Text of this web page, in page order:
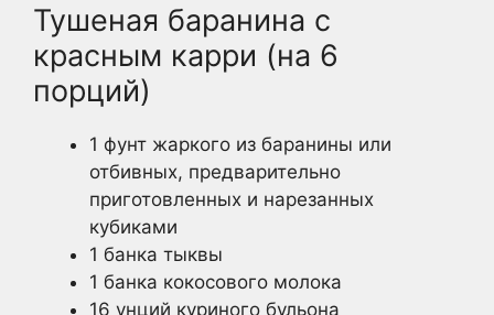
Тушеная баранина с
красным карри (на 6
порций)
1 фунт жаркого из баранины или
отбивных, предварительно
приготовленных и нарезанных
кубиками
1 банка тыквы
1 банка кокосового молока
16 унций куриного бульона